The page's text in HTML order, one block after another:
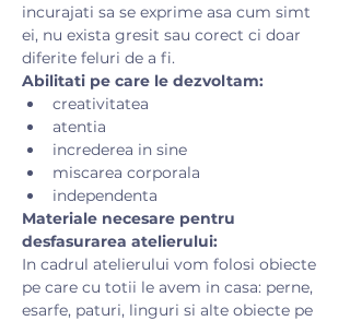
incurajati sa se exprime asa cum simt
ei, nu exista gresit sau corect ci doar
diferite feluri de a fi.
Abilitati pe care le dezvoltam:
creativitatea
atentia
increderea in sine
miscarea corporala
independenta
Materiale necesare pentru
desfasurarea atelierului:
​In cadrul atelierului vom folosi obiecte
pe care cu totii le avem in casa: perne,
esarfe, paturi, linguri si alte obiecte pe